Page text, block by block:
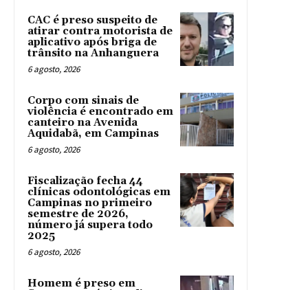
CAC é preso suspeito de
atirar contra motorista de
aplicativo após briga de
trânsito na Anhanguera
6 agosto, 2026
Corpo com sinais de
violência é encontrado em
canteiro na Avenida
Aquidabã, em Campinas
6 agosto, 2026
Fiscalização fecha 44
clínicas odontológicas em
Campinas no primeiro
semestre de 2026,
número já supera todo
2025
6 agosto, 2026
Homem é preso em